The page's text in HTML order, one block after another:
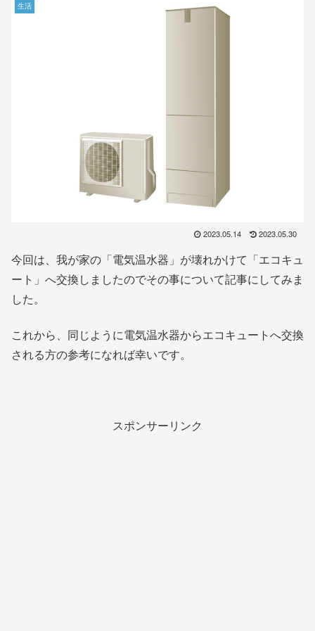
生活
2023.05.14 2023.05.30
今回は、我が家の「電気温水器」が壊れかけて「エコキュ
ート」へ交換しましたのでその事について記事にしてみま
した。
これから、同じように電気温水器からエコキュートへ交換
される方の参考になれば幸いです。
スポンサーリンク